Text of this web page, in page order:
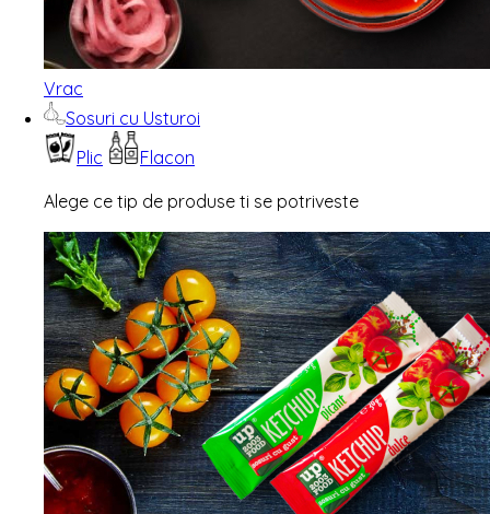
Vrac
Sosuri cu Usturoi
Plic
Flacon
Alege ce tip de produse ti se potriveste